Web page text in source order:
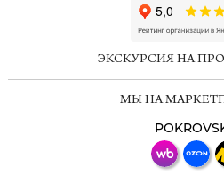
ЭКСКУРСИЯ НА
МЫ НА